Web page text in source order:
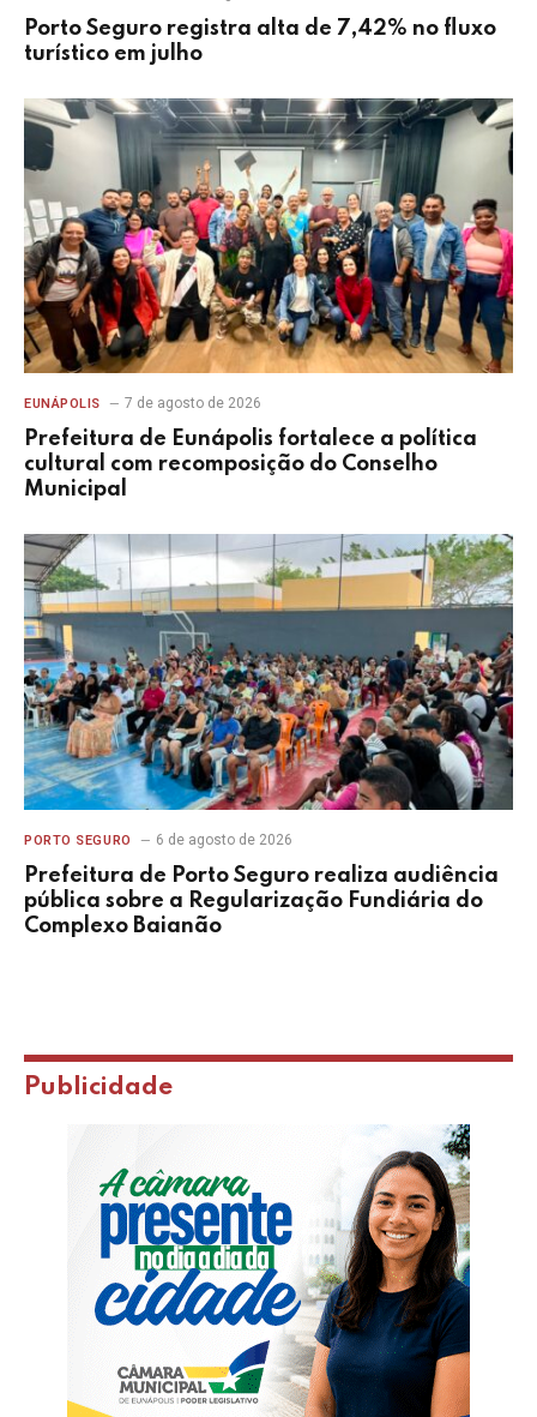
Porto Seguro registra alta de 7,42% no fluxo
turístico em julho
EUNÁPOLIS 7 de agosto de 2026
Prefeitura de Eunápolis fortalece a política
cultural com recomposição do Conselho
Municipal
PORTO SEGURO 6 de agosto de 2026
Prefeitura de Porto Seguro realiza audiência
pública sobre a Regularização Fundiária do
Complexo Baianão
Publicidade